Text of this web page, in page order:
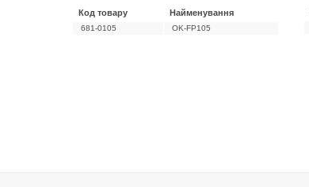
Код товару Найменування
681-0105 OK-FP105